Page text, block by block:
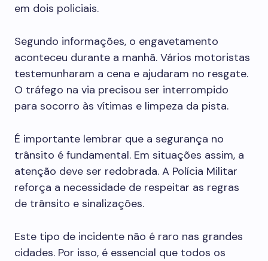
em dois policiais.
Segundo informações, o engavetamento
aconteceu durante a manhã. Vários motoristas
testemunharam a cena e ajudaram no resgate.
O tráfego na via precisou ser interrompido
para socorro às vítimas e limpeza da pista.
É importante lembrar que a segurança no
trânsito é fundamental. Em situações assim, a
atenção deve ser redobrada. A Polícia Militar
reforça a necessidade de respeitar as regras
de trânsito e sinalizações.
Este tipo de incidente não é raro nas grandes
cidades. Por isso, é essencial que todos os